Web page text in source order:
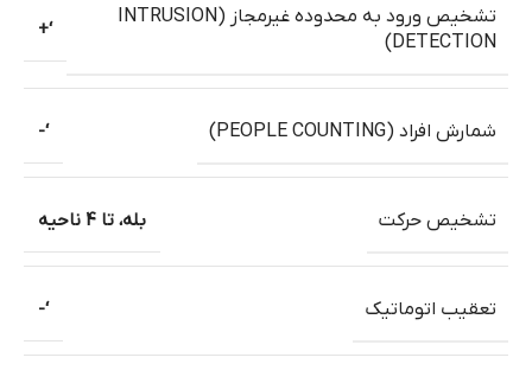
تشخیص ورود به محدوده غیرمجاز (INTRUSION
DETECTION)
‘+
شمارش افراد (PEOPLE COUNTING) ‘-
تشخیص حرکت بله، تا 4 ناحیه
تعقیب اتوماتیک ‘-